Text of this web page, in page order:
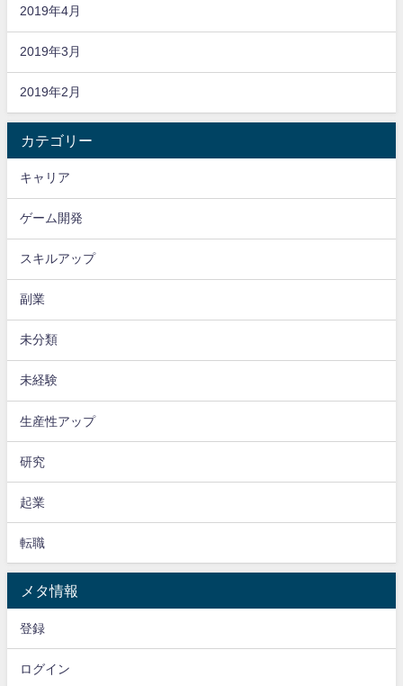
2019年4月
2019年3月
2019年2月
カテゴリー
キャリア
ゲーム開発
スキルアップ
副業
未分類
未経験
生産性アップ
研究
起業
転職
メタ情報
登録
ログイン